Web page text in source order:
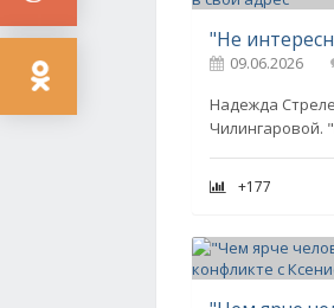
09.06.2026
Надежда
Чилингаровой.
+177